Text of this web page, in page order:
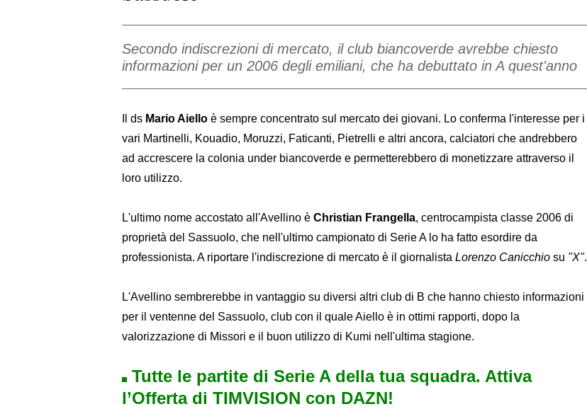
Secondo indiscrezioni di mercato, il club biancoverde avrebbe chiesto
informazioni per un 2006 degli emiliani, che ha debuttato in A quest'anno
Il ds Mario Aiello è sempre concentrato sul mercato dei giovani. Lo conferma l'interesse per i
vari Martinelli, Kouadio, Moruzzi, Faticanti, Pietrelli e altri ancora, calciatori che andrebbero
ad accrescere la colonia under biancoverde e permetterebbero di monetizzare attraverso il
loro utilizzo.
L'ultimo nome accostato all'Avellino è Christian Frangella, centrocampista classe 2006 di
proprietà del Sassuolo, che nell'ultimo campionato di Serie A lo ha fatto esordire da
professionista. A riportare l'indiscrezione di mercato è il giornalista Lorenzo Canicchio su "X".
L'Avellino sembrerebbe in vantaggio su diversi altri club di B che hanno chiesto informazioni
per il ventenne del Sassuolo, club con il quale Aiello è in ottimi rapporti, dopo la
valorizzazione di Missori e il buon utilizzo di Kumi nell'ultima stagione.
Tutte le partite di Serie A della tua squadra. Attiva
l’Offerta di TIMVISION con DAZN!